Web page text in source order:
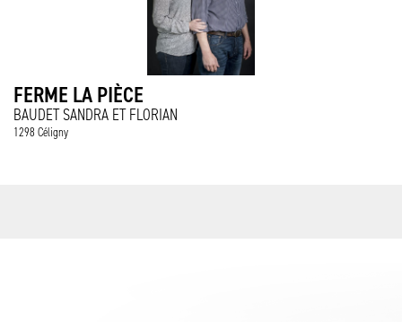
FERME LA PIÈCE
BAUDET SANDRA ET FLORIAN
1298 Céligny